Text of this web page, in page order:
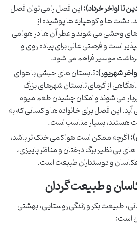
تا اواخر خرداد):این فصل را می توان فصل
دشت ها و کوهپایه ها پوشیده از
وحشی می شوند و عطر آن ها در هوا می
است و فرصتی عالی برای پیاده روی و
موسیر فراهم می شود.
شهریور):تابستان های حبشی با هوای
از گرمای تابستان شهرهای بزرگ
می شوند و امکان چشیدن طعم میوه
این فصل برای خانواده ها و کسانی که به
هستند، بسیار مناسب است.
اگرچه ممکن است هوا کمی خنک تر باشد،
های بی نظیر برگ درختان و مناظر پاییزی،
و دوستداران طبیعت است.
و طبیعت گردان
طبیعت بکر و زندگی روستایی، بهشتی
است: